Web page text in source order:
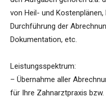
von Heil- und
Durchführung der
Dokumentation, etc.
Leistungsspektrum:
– Übernahme aller
für Ihre Zahnarztpraxis bzw.